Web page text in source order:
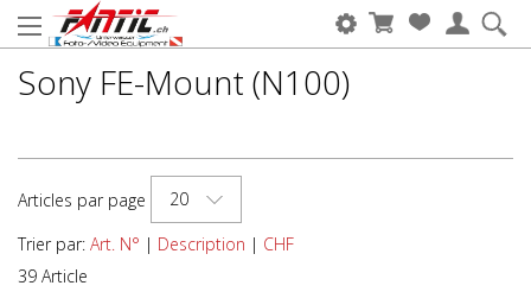
Sony FE-Mount (N100)
Articles par page
20
Trier par: Art. N° | Description | CHF
39 Article